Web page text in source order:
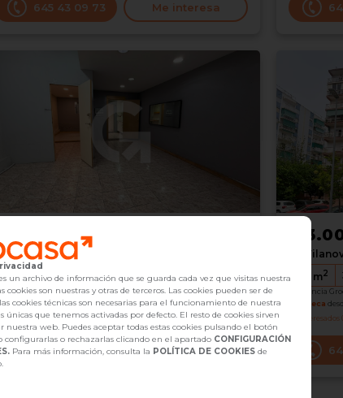
645 43 09 73 Me interesa
147.000 €
Vilanova i la Geltrú,
88m 1baño(s)
GrocasaG49_2008180Hace más de un mes
desde453,35 €
Interesados0
645 43 09 73 Me interesa
m2
Referencia
Hipoteca
Interesados
un archivo de información que se guarda cada vez que visitas nuestra
cookies son nuestras y otras de terceros. Las cookies pueden ser de
cookies técnicas son necesarias para el funcionamiento de nuestra
únicas que tenemos activadas por defecto. El resto de cookies sirven
nuestra web. Puedes aceptar todas estas cookies pulsando el botón
configurarlas o rechazarlas clicando en el apartado CONFIGURACIÓN
Para más información, consulta la POLÍTICA DE COOKIES de